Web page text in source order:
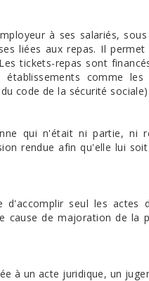
à ses salariés,
liées aux repas. Il
tickets-repas sont
comme
du code de la sécurité sociale)
qui n'était ni partie, ni
rendue afin qu'elle lui
d'accomplir seul les
cause de majoration de la
à un acte juridique, un